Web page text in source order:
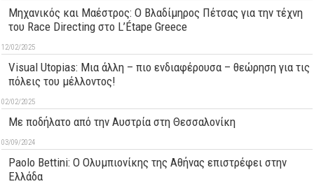
Μηχανικός και Μαέστρος: Ο Βλαδίμηρος Πέτσας για την τέχνη
του Race Directing στο L’Étape Greece
12/02/2025
Visual Utopias: Μια άλλη – πιο ενδιαφέρουσα – θεώρηση για τις
πόλεις του μέλλοντος!
02/02/2025
Με ποδήλατο από την Αυστρία στη Θεσσαλονίκη
03/09/2024
Paolo Bettini: O Ολυμπιονίκης της Αθήνας επιστρέφει στην
Ελλάδα